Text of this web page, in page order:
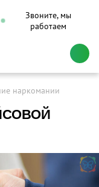
Звоните, мы
работаем
наркомании